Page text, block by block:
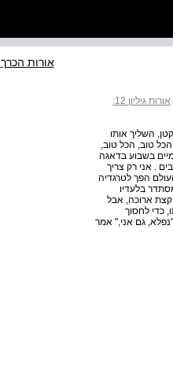
אורות גיליון 12:
ו י ל נ שפ י גל 4 9 פסלון הפלסטיק הקטן, השליך אותו
טוב, הכל טוב,
בשבוע בדאגה
. אני רק צריך
הפך לטרגדיה
בלעדיו
קצת ארוכה, אבל
כדי לחסוך
גם אני," אמר
אורות הכרך